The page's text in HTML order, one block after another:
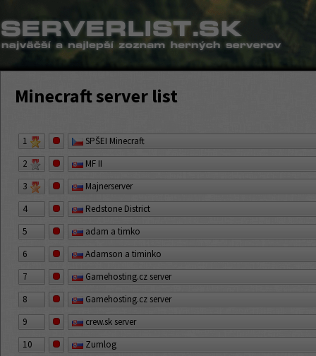
Minecraft server list
1
SPŠEI Minecraft
2
MF II
3
Majnerserver
4
Redstone District
5
adam a timko
6
Adamson a timinko
7
Gamehosting.cz server
8
Gamehosting.cz server
9
crew.sk server
10
Zumlog